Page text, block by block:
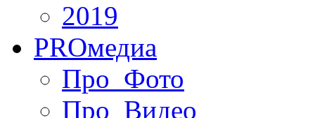
2019
PROмедиа
Про_Фото
Про_Видео